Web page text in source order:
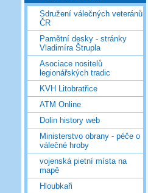
Sdružení válečných veteránů
ČR
Pamětní desky - stránky
Vladimíra Štrupla
Asociace nositelů
legionářských tradic
KVH Litobratřice
ATM Online
Dolin history web
Ministerstvo obrany - péče o
válečné hroby
vojenská pietní místa na
mapě
Hloubkaři